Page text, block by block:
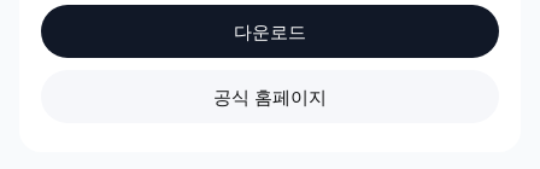
다운로드
공식 홈페이지